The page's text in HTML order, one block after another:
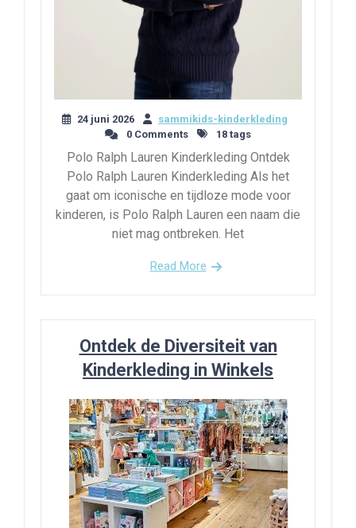
24 juni 2026
sammikids-kinderkleding
0 Comments
18 tags
Polo Ralph Lauren Kinderkleding Ontdek
Polo Ralph Lauren Kinderkleding Als het
gaat om iconische en tijdloze mode voor
kinderen, is Polo Ralph Lauren een naam die
niet mag ontbreken. Het
Read More
Ontdek de Diversiteit van
Kinderkleding in Winkels